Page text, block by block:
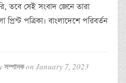
তবে সেই সংবাদ জেনে তারা
পত্রিকা। বাংলাদেশে পরিবর্তন
সম্পাদকon January 7, 2023